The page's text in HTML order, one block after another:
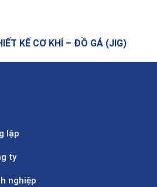
KẾ CƠ KHÍ – ĐỒ GÁ (JIG)
lập
ty
nghiệp